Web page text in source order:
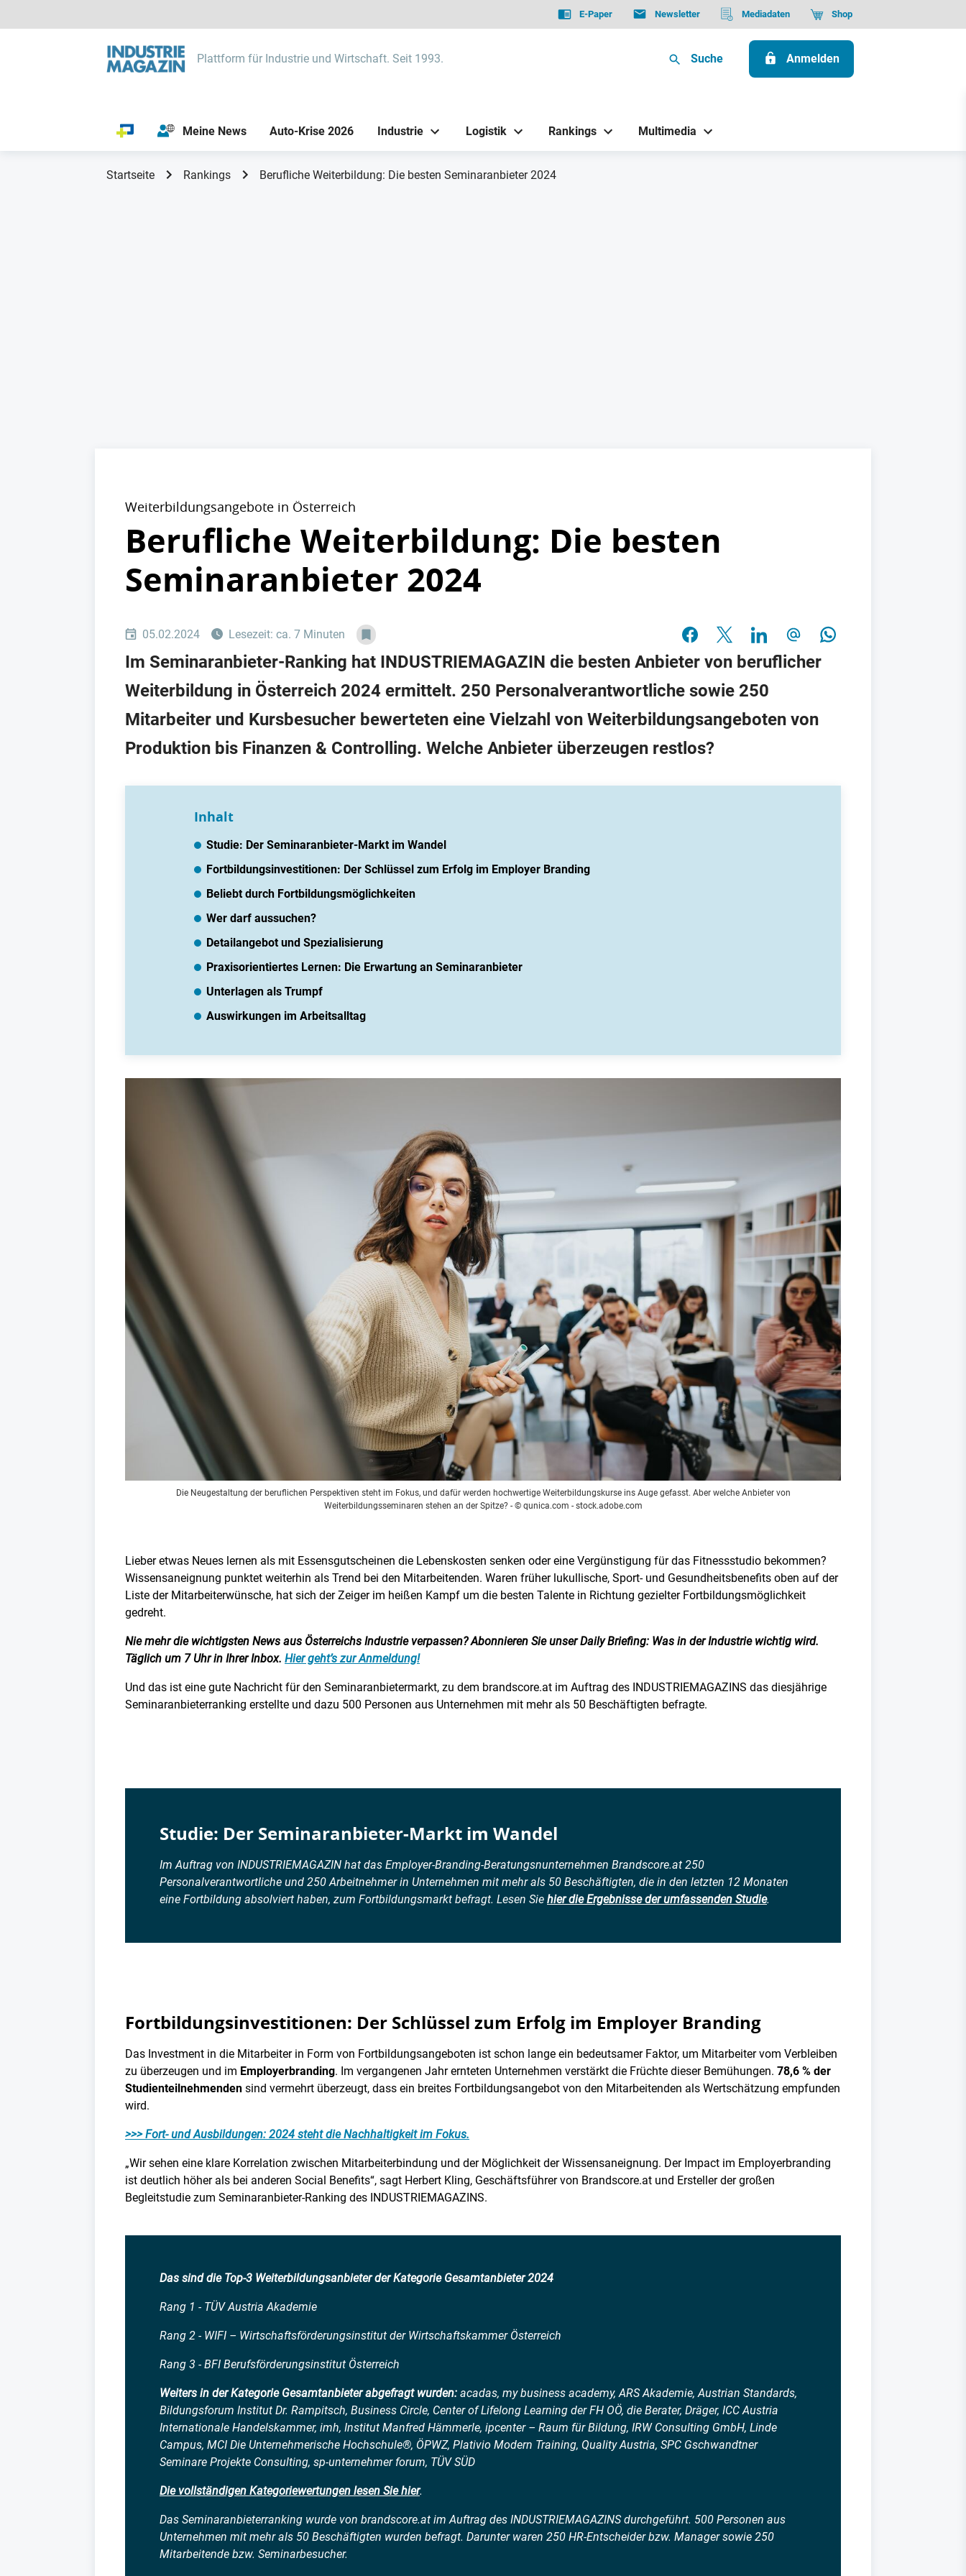
E-Paper Newsletter Mediadaten Shop
Plattform für Industrie und Wirtschaft. Seit 1993. Suche Anmelden
Meine News Auto-Krise 2026 Industrie Logistik Rankings Multimedia
Startseite Rankings Berufliche Weiterbildung: Die besten Seminaranbieter 2024
Weiterbildungsangebote in Österreich
Berufliche Weiterbildung: Die besten
Seminaranbieter 2024
05.02.2024 Lesezeit: ca. 7 Minuten
Im Seminaranbieter-Ranking hat INDUSTRIEMAGAZIN die besten Anbieter von beruflicher
Weiterbildung in Österreich 2024 ermittelt. 250 Personalverantwortliche sowie 250
Mitarbeiter und Kursbesucher bewerteten eine Vielzahl von Weiterbildungsangeboten von
Produktion bis Finanzen & Controlling. Welche Anbieter überzeugen restlos?
Inhalt
Studie: Der Seminaranbieter-Markt im Wandel
Fortbildungsinvestitionen: Der Schlüssel zum Erfolg im Employer Branding
Beliebt durch Fortbildungsmöglichkeiten
Wer darf aussuchen?
Detailangebot und Spezialisierung
Praxisorientiertes Lernen: Die Erwartung an Seminaranbieter
Unterlagen als Trumpf
Auswirkungen im Arbeitsalltag
Die Neugestaltung der beruflichen Perspektiven steht im Fokus, und dafür werden hochwertige Weiterbildungskurse ins Auge gefasst. Aber welche Anbieter von
Weiterbildungsseminaren stehen an der Spitze?- © qunica.com - stock.adobe.com
Lieber etwas Neues lernen als mit Essensgutscheinen die Lebenskosten senken oder eine Vergünstigung für das Fitnessstudio bekommen?
Wissensaneignung punktet weiterhin als Trend bei den Mitarbeitenden. Waren früher lukullische, Sport- und Gesundheitsbenefits oben auf der
Liste der Mitarbeiterwünsche, hat sich der Zeiger im heißen Kampf um die besten Talente in Richtung gezielter Fortbildungsmöglichkeit
gedreht.
Nie mehr die wichtigsten News aus Österreichs Industrie verpassen? Abonnieren Sie unser Daily Briefing: Was in der Industrie wichtig wird.
Täglich um 7 Uhr in Ihrer Inbox. Hier geht’s zur Anmeldung!
Und das ist eine gute Nachricht für den Seminaranbietermarkt, zu dem brandscore.at im Auftrag des INDUSTRIEMAGAZINS das diesjährige
Seminaranbieterranking erstellte und dazu 500 Personen aus Unternehmen mit mehr als 50 Beschäftigten befragte.
Studie: Der Seminaranbieter-Markt im Wandel
Im Auftrag von INDUSTRIEMAGAZIN hat das Employer-Branding-Beratungsnunternehmen Brandscore.at 250
Personalverantwortliche und 250 Arbeitnehmer in Unternehmen mit mehr als 50 Beschäftigten, die in den letzten 12 Monaten
eine Fortbildung absolviert haben, zum Fortbildungsmarkt befragt. Lesen Sie hier die Ergebnisse der umfassenden Studie.
Fortbildungsinvestitionen: Der Schlüssel zum Erfolg im Employer Branding
Das Investment in die Mitarbeiter in Form von Fortbildungsangeboten ist schon lange ein bedeutsamer Faktor, um Mitarbeiter vom Verbleiben
zu überzeugen und im Employerbranding. Im vergangenen Jahr ernteten Unternehmen verstärkt die Früchte dieser Bemühungen. 78,6 % der
Studienteilnehmenden sind vermehrt überzeugt, dass ein breites Fortbildungsangebot von den Mitarbeitenden als Wertschätzung empfunden
wird.
>>> Fort- und Ausbildungen: 2024 steht die Nachhaltigkeit im Fokus.
„Wir sehen eine klare Korrelation zwischen Mitarbeiterbindung und der Möglichkeit der Wissensaneignung. Der Impact im Employerbranding
ist deutlich höher als bei anderen Social Benefits“, sagt Herbert Kling, Geschäftsführer von Brandscore.at und Ersteller der großen
Begleitstudie zum Seminaranbieter-Ranking des INDUSTRIEMAGAZINS.
Das sind die Top-3 Weiterbildungsanbieter der Kategorie Gesamtanbieter 2024
Rang 1 - TÜV Austria Akademie
Rang 2 - WIFI – Wirtschaftsförderungsinstitut der Wirtschaftskammer Österreich
Rang 3 - BFI Berufsförderungsinstitut Österreich
Weiters in der Kategorie Gesamtanbieter abgefragt wurden: acadas, my business academy, ARS Akademie, Austrian Standards,
Bildungsforum Institut Dr. Rampitsch, Business Circle, Center of Lifelong Learning der FH OÖ, die Berater, Dräger, ICC Austria
Internationale Handelskammer, imh, Institut Manfred Hämmerle, ipcenter – Raum für Bildung, IRW Consulting GmbH, Linde
Campus, MCI Die Unternehmerische Hochschule®, ÖPWZ, Plativio Modern Training, Quality Austria, SPC Gschwandtner
Seminare Projekte Consulting, sp-unternehmer forum, TÜV SÜD
Die vollständigen Kategoriewertungen lesen Sie hier.
Das Seminaranbieterranking wurde von brandscore.at im Auftrag des INDUSTRIEMAGAZINS durchgeführt. 500 Personen aus
Unternehmen mit mehr als 50 Beschäftigten wurden befragt. Darunter waren 250 HR-Entscheider bzw. Manager sowie 250
Mitarbeitende bzw. Seminarbesucher.